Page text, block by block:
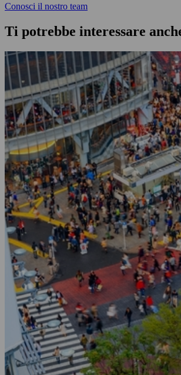
Conosci il nostro team
Ti potrebbe interessare